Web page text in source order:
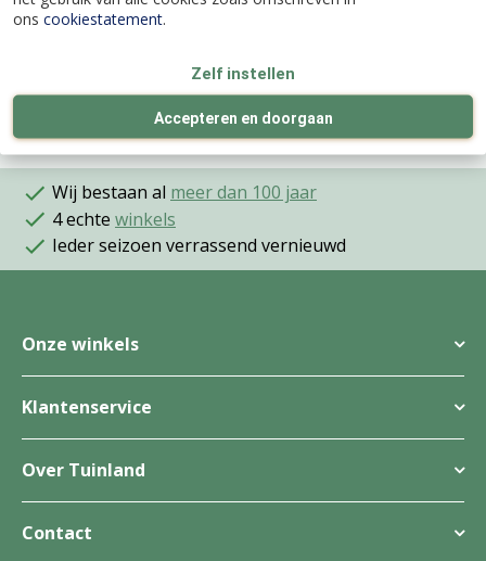
ons cookiestatement.
Zelf instellen
Accepteren en doorgaan
Kleur Zwart
70
Wij bestaan al meer dan 100 jaar
4 echte winkels
Ieder seizoen verrassend vernieuwd
Onze winkels
Klantenservice
Over Tuinland
Contact